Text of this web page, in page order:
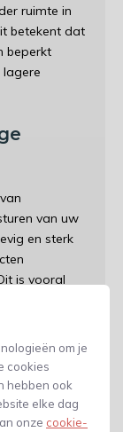
om je
cookies
hebben ook
elke dag
onze cookie-
ruimte in
betekent dat
beperkt
van uw
en sterk
is vooral
minder
Dit
met een
lagere